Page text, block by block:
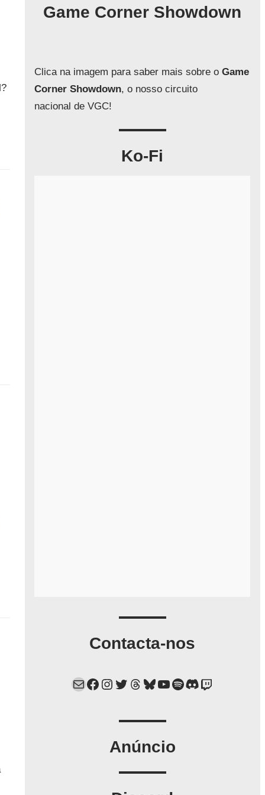
Game Corner Showdown
Clica na imagem para saber mais sobre oGame
Corner Showdown, o nosso circuito
nacional de VGC!
Ko-Fi
Contacta-nos
Mail Facebook Instagram Twitter Threads Bluesky YouTube Spotify Discord Twitch
Anúncio